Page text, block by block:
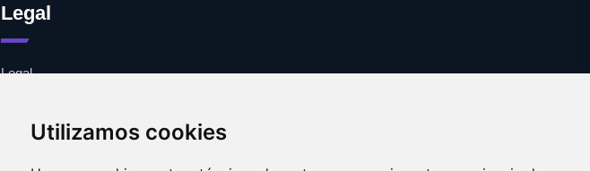
Utilizamos cookies
Legal
Legal
Contacto